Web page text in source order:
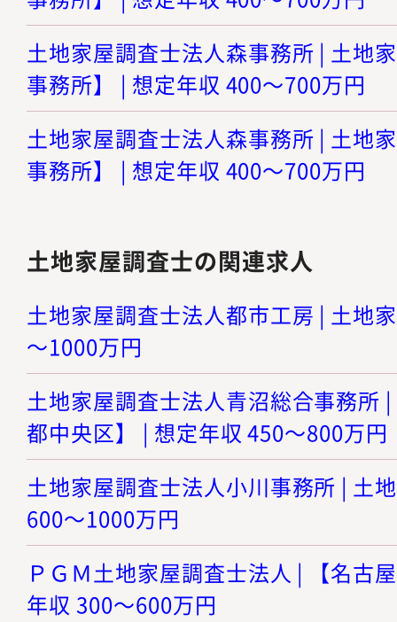
土地家屋調査士法人森事務所 | 土地
事務所】 | 想定年収 400～700万円
土地家屋調査士法人森事務所 | 土地
事務所】 | 想定年収 400～700万円
土地家屋調査士の関連求人
土地家屋調査士法人都市工房 | 土地
～1000万円
土地家屋調査士法人青沼総合事務所
都中央区】 | 想定年収 450～800万円
土地家屋調査士法人小川事務所 | 土
600～1000万円
ＰＧＭ土地家屋調査士法人 | 【名古
年収 300～600万円